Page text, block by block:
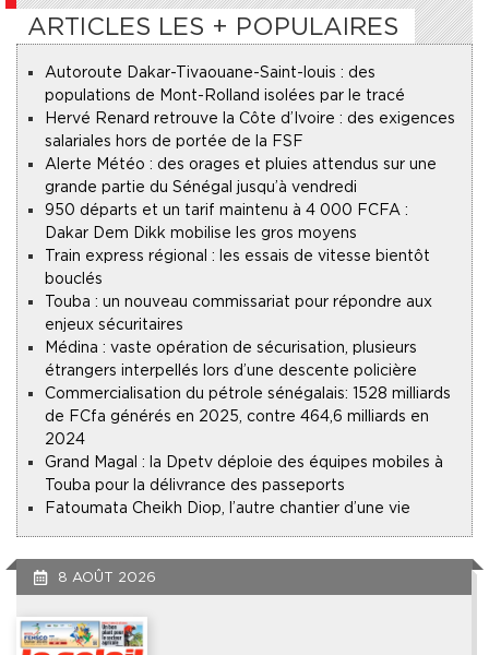
ARTICLES LES + POPULAIRES
Autoroute Dakar-Tivaouane-Saint-louis : des
populations de Mont-Rolland isolées par le tracé
Hervé Renard retrouve la Côte d’Ivoire : des exigences
salariales hors de portée de la FSF
Alerte Météo : des orages et pluies attendus sur une
grande partie du Sénégal jusqu’à vendredi
950 départs et un tarif maintenu à 4 000 FCFA :
Dakar Dem Dikk mobilise les gros moyens
Train express régional : les essais de vitesse bientôt
bouclés
Touba : un nouveau commissariat pour répondre aux
enjeux sécuritaires
Médina : vaste opération de sécurisation, plusieurs
étrangers interpellés lors d’une descente policière
Commercialisation du pétrole sénégalais : 1528 milliards
de FCfa générés en 2025, contre 464,6 milliards en
2024
Grand Magal : la Dpetv déploie des équipes mobiles à
Touba pour la délivrance des passeports
Fatoumata Cheikh Diop, l’autre chantier d’une vie
8 AOÛT 2026